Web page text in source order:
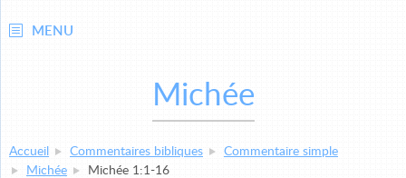
MENU
Michée
Accueil Commentaires bibliques
Commentaire simple
Michée
Michée 1:1-16